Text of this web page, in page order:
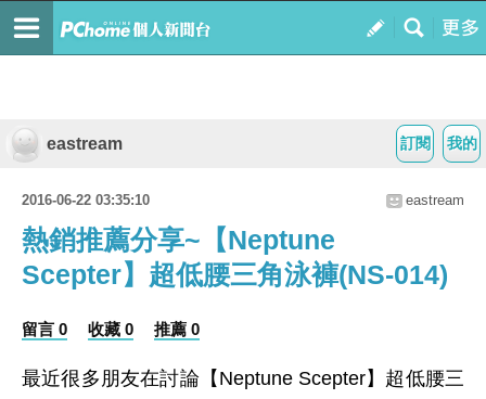
我的
訂閱
eastream
2016-06-22 03:35:10 eastream
熱銷推薦分享~【Neptune
Scepter】超低腰三角泳褲(NS-014)
留言 0 收藏 0 推薦 0
最近很多朋友在討論【Neptune Scepter】超低腰三